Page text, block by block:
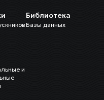
кадрам
закупкам
и
Библиотека
Базы данных